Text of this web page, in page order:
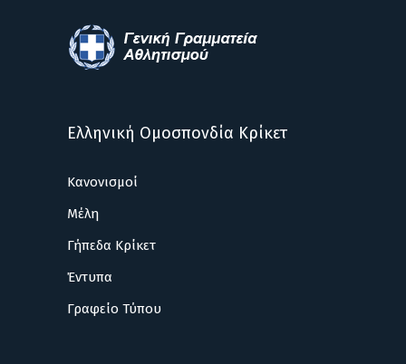
Ελληνική Ομοσπονδία Κρίκετ
Κανονισμοί
Μέλη
Γήπεδα Κρίκετ
Έντυπα
Γραφείο Τύπου